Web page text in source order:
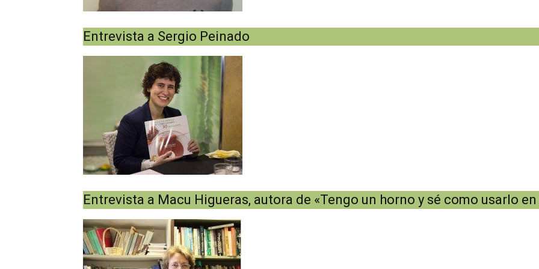
Entrevista a Sergio Peinado
Entrevista a Macu Higueras, autora de «Tengo un horno y sé como usarlo